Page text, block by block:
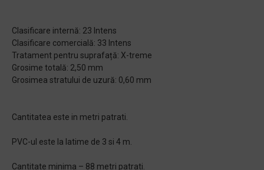
Clasificare internă: 23 Intens
Clasificare comercială: 33 Intens
Tratament pentru suprafață: X-treme
Grosime totală: 2,50 mm
Grosimea stratului de uzură: 0,60 mm
Cantitatea este in metri patrati.
PVC-ul este la latime de 3 si 4 m.
Cantitate minima – 88 metri patrati.